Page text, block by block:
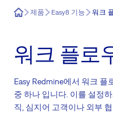
Easy8제품 Easy8 기능 워크
워크 플로
Easy Redmine에서 워크 플
중 하나 입니다. 이를 설정
직, 심지어 고객이나 외부